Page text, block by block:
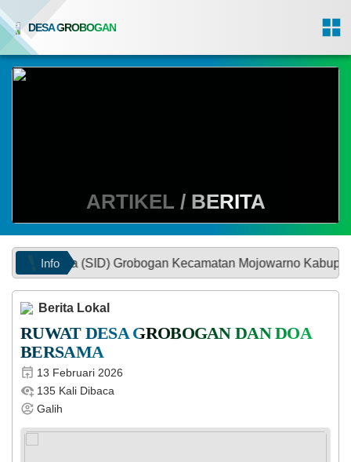
DESA GROBOGAN
ARTIKEL / BERITA
Info
Grobogan Kecamatan Mojowarno Kabupaten
Berita Lokal
RUWAT DESA GROBOGAN DAN DOA
BERSAMA
13 Februari 2026
135 Kali Dibaca
Galih